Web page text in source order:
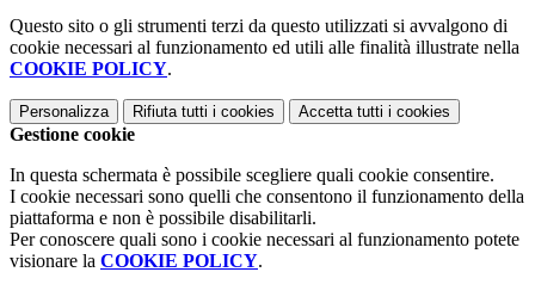
Questo sito o gli strumenti terzi da questo utilizzati si avvalgono di
cookie necessari al funzionamento ed utili alle finalità illustrate nella
COOKIE POLICY.
Personalizza Rifiuta tutti i cookies Accetta tutti i cookies
Gestione cookie
In questa schermata è possibile scegliere quali cookie consentire.
I cookie necessari sono quelli che consentono il funzionamento della
piattaforma e non è possibile disabilitarli.
Per conoscere quali sono i cookie necessari al funzionamento potete
visionare la COOKIE POLICY.